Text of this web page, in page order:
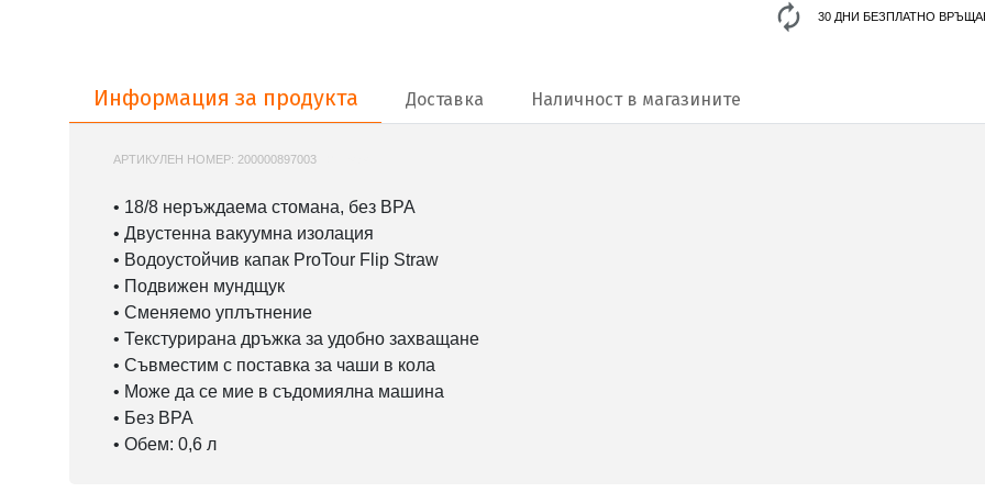
30 ДНИ БЕЗПЛАТНО
Информация за продукта
Доставка Наличност в магазините
АРТИКУЛЕН НОМЕР: 200000897003
• 18/8 неръждаема стомана, без BPA
• Двустенна вакуумна изолация
• Водоустойчив капак ProTour Flip Straw
• Подвижен мундщук
• Сменяемо уплътнение
• Текстурирана дръжка за удобно захващане
• Съвместим с поставка за чаши в кола
• Може да се мие в съдомиялна машина
• Без BPA
• Обем: 0,6 л